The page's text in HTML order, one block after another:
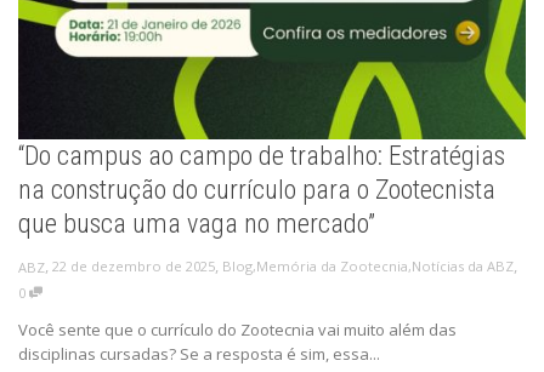
“Do campus ao campo de trabalho: Estratégias
na construção do currículo para o Zootecnista
que busca uma vaga no mercado”
ABZ, 22 de dezembro de 2025, Blog,Memória da Zootecnia,Notícias da ABZ,
0
Você sente que o currículo do Zootecnia vai muito além das
disciplinas cursadas? Se a resposta é sim, essa...